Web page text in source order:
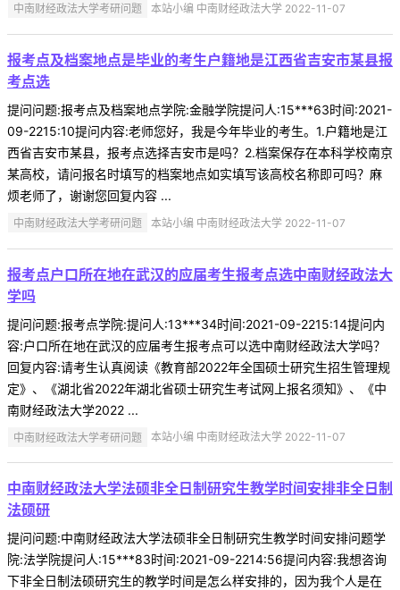
中南财经政法大学考研问题 本站小编 中南财经政法大学 2022-11-07
报考点及档案地点是毕业的考生户籍地是江西省吉安市某县报
考点选
提问问题:报考点及档案地点学院:金融学院提问人:15***63时间:2021-
09-2215:10提问内容:老师您好，我是今年毕业的考生。1.户籍地是江
西省吉安市某县，报考点选择吉安市是吗？2.档案保存在本科学校南京
某高校，请问报名时填写的档案地点如实填写该高校名称即可吗？麻
烦老师了，谢谢您回复内容 ...
中南财经政法大学考研问题 本站小编 中南财经政法大学 2022-11-07
报考点户口所在地在武汉的应届考生报考点选中南财经政法大
学吗
提问问题:报考点学院:提问人:13***34时间:2021-09-2215:14提问内
容:户口所在地在武汉的应届考生报考点可以选中南财经政法大学吗？
回复内容:请考生认真阅读《教育部2022年全国硕士研究生招生管理规
定》、《湖北省2022年湖北省硕士研究生考试网上报名须知》、《中
南财经政法大学2022 ...
中南财经政法大学考研问题 本站小编 中南财经政法大学 2022-11-07
中南财经政法大学法硕非全日制研究生教学时间安排非全日制
法硕研
提问问题:中南财经政法大学法硕非全日制研究生教学时间安排问题学
院:法学院提问人:15***83时间:2021-09-2214:56提问内容:我想咨询
下非全日制法硕研究生的教学时间是怎么样安排的，因为我个人是在